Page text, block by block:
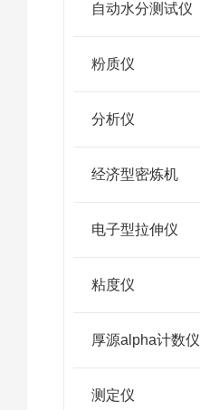
自动水分测试仪
粉质仪
分析仪
经济型密炼机
电子型拉伸仪
粘度仪
厚源alpha计数仪
测定仪